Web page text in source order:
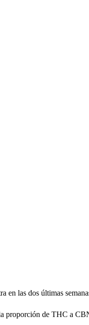
en las dos últimas
de THC a